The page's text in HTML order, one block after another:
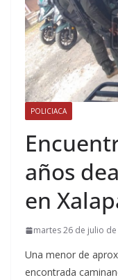
POLICIACA
años
en
martes 26 de julio
Una menor de
encontrada